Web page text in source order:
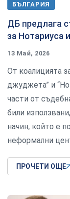
БЪЛГАРИЯ
ДБ предлага
за Нотариуса
13 Май, 2026
От коалицията
джуджета” и
части от
били
начин, който е
неформални
ПРОЧЕТИ ОЩЕ